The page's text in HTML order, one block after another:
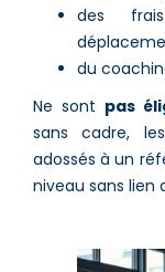
des
du
Ne sont pas
sans cadre,
adossés à un
niveau sans lien